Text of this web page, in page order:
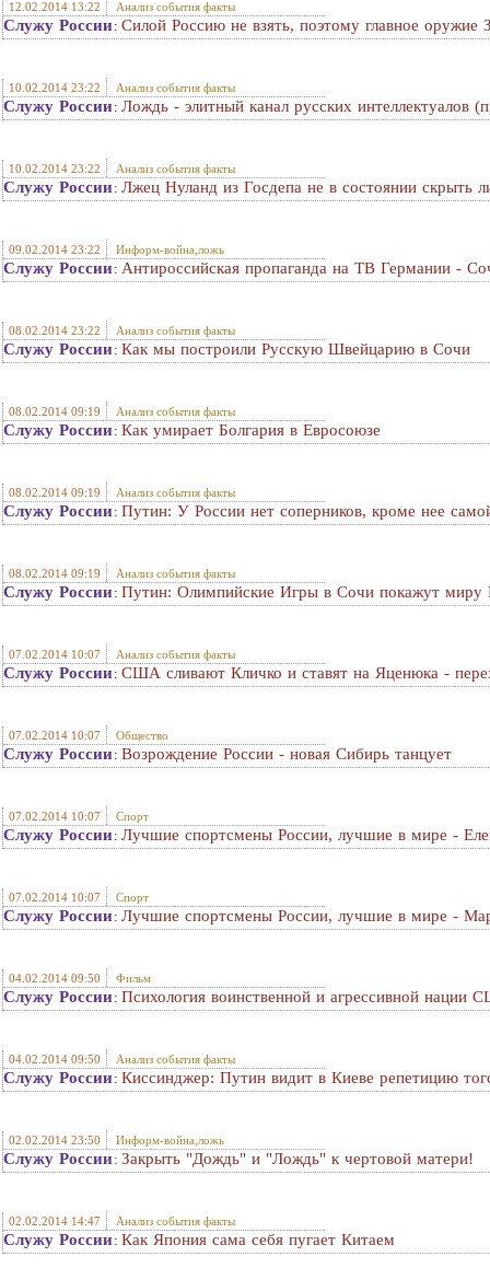
12.02.2014 13:22 Анализ события факты
Служу России: Силой Россию не взять, поэтому главное оружие
10.02.2014 23:22 Анализ события факты
Служу России: Лождь - элитный канал русских интеллектуалов
10.02.2014 23:22 Анализ события факты
Служу России: Лжец Нуланд из Госдепа не в состоянии скрыть
09.02.2014 23:22 Информ-война,ложь
Служу России: Антироссийская пропаганда на ТВ Германии -
08.02.2014 23:22 Анализ события факты
Служу России: Как мы построили Русскую Швейцарию в Сочи
08.02.2014 09:19 Анализ события факты
Служу России: Как умирает Болгария в Евросоюзе
08.02.2014 09:19 Анализ события факты
Служу России: Путин: У России нет соперников, кроме нее
08.02.2014 09:19 Анализ события факты
Служу России: Путин: Олимпийские Игры в Сочи покажут
07.02.2014 10:07 Анализ события факты
Служу России: США сливают Кличко и ставят на Яценюка -
07.02.2014 10:07 Общество
Служу России: Возрождение России - новая Сибирь танцует
07.02.2014 10:07 Спорт
Служу России: Лучшие спортсмены России, лучшие в мире -
07.02.2014 10:07 Спорт
Служу России: Лучшие спортсмены России, лучшие в мире -
04.02.2014 09:50 Фильм
Служу России: Психология воинственной и агрессивной нации
04.02.2014 09:50 Анализ события факты
Служу России: Киссинджер: Путин видит в Киеве репетицию
02.02.2014 23:50 Информ-война,ложь
Служу России: Закрыть "Дождь" и "Лождь" к чертовой матери!
02.02.2014 14:47 Анализ события факты
Служу России: Как Япония сама себя пугает Китаем